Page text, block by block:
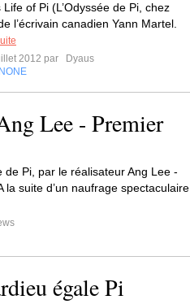
Life of Pi (L’Odyssée de Pi, chez
l’écrivain canadien Yann Martel.
2012 par
Dyaus
NONE
Lee - Premier
de Pi, par le réalisateur Ang Lee -
suite d’un naufrage spectaculaire
égale Pi